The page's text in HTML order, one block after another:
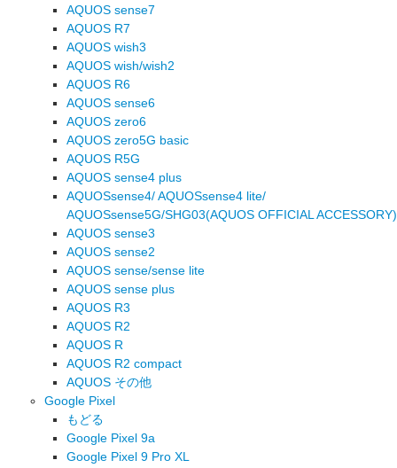
AQUOS sense7
AQUOS R7
AQUOS wish3
AQUOS wish/wish2
AQUOS R6
AQUOS sense6
AQUOS zero6
AQUOS zero5G basic
AQUOS R5G
AQUOS sense4 plus
AQUOSsense4/ AQUOSsense4 lite/
AQUOSsense5G/SHG03(AQUOS OFFICIAL ACCESSORY)
AQUOS sense3
AQUOS sense2
AQUOS sense/sense lite
AQUOS sense plus
AQUOS R3
AQUOS R2
AQUOS R
AQUOS R2 compact
AQUOS その他
Google Pixel
もどる
Google Pixel 9a
Google Pixel 9 Pro XL